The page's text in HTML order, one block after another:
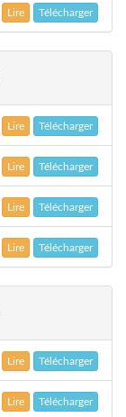
Lire Télécharger
Lire Télécharger
Lire Télécharger
Lire Télécharger
Lire Télécharger
Lire Télécharger
Lire Télécharger